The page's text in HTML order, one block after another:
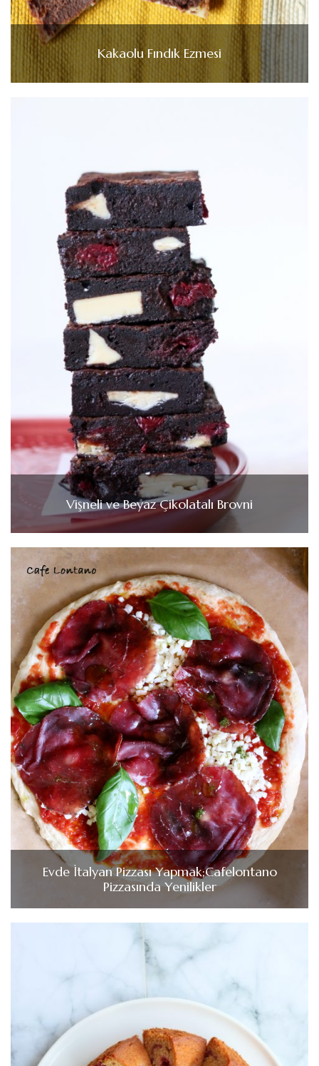
Kakaolu Fındık Ezmesi
Vişneli ve Beyaz Çikolatalı Brovni
Evde İtalyan Pizzası Yapmak;Cafelontano
Pizzasında Yenilikler